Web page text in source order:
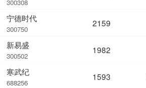
300308
宁德时代
300750
新易盛
300502
寒武纪
688256
2159
1982
1593